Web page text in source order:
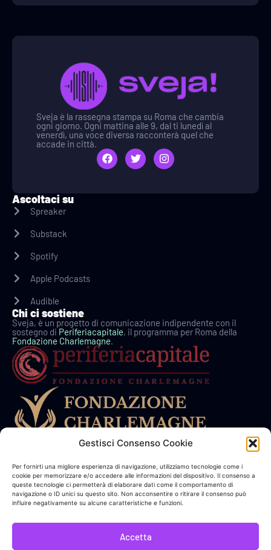
Gestisci Consenso Cookie
Per fornirti una migliore esperienza di navigazione, utilizziamo tecnologie come i
cookie per memorizzare e/o accedere alle informazioni del dispositivo. Il consenso a
queste tecnologie ci permetterà di elaborare dati come il comportamento di
navigazione o ID unici su questo sito. Non acconsentire o ritirare il consenso può
influire negativamente su alcune caratteristiche e funzioni.
Accetta
Sveja è la rassegna stampa su Roma che cambia
ogni giorno. Ogni mattina alle 9, dal ti lunedì al
venerdì, una voce diversa racconterà quel che
accade in città.
Ascoltaci su
Spreaker
Substack
Spotify
Apple Podcasts
Audible
Chi ci sostiene
Sveja, è un progetto di comunicazione indipendente con il
sostegno diPeriferiacapitale, il programma per Roma della
Fondazione Charlemagne
In collaborazione con
Link Utili